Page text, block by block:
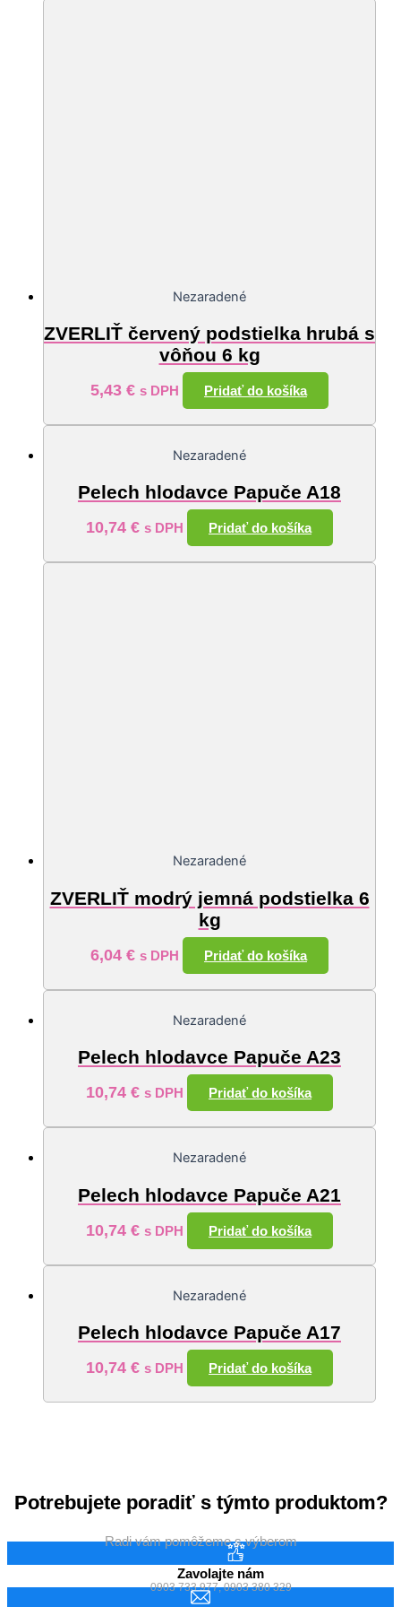
Nezaradené
ZVERLIŤ červený podstielka hrubá s
vôňou 6 kg
5,43 € s DPH Pridať do košíka
Nezaradené
Pelech hlodavce Papuče A18
10,74 € s DPH Pridať do košíka
Nezaradené
ZVERLIŤ modrý jemná podstielka 6
kg
6,04 € s DPH Pridať do košíka
Nezaradené
Pelech hlodavce Papuče A23
10,74 € s DPH Pridať do košíka
Nezaradené
Pelech hlodavce Papuče A21
10,74 € s DPH Pridať do košíka
Nezaradené
Pelech hlodavce Papuče A17
10,74 € s DPH Pridať do košíka
Potrebujete poradiť s týmto produktom?
Radi vám pomôžeme s výberom
Zavolajte nám
0903 733 977, 0903 380 329